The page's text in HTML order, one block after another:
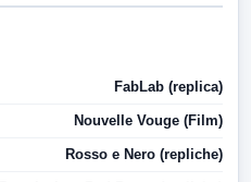
FabLab (replica)
Nouvelle Vouge (Film)
Rosso e Nero (repliche)